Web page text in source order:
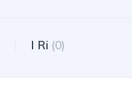
I Ri (0)